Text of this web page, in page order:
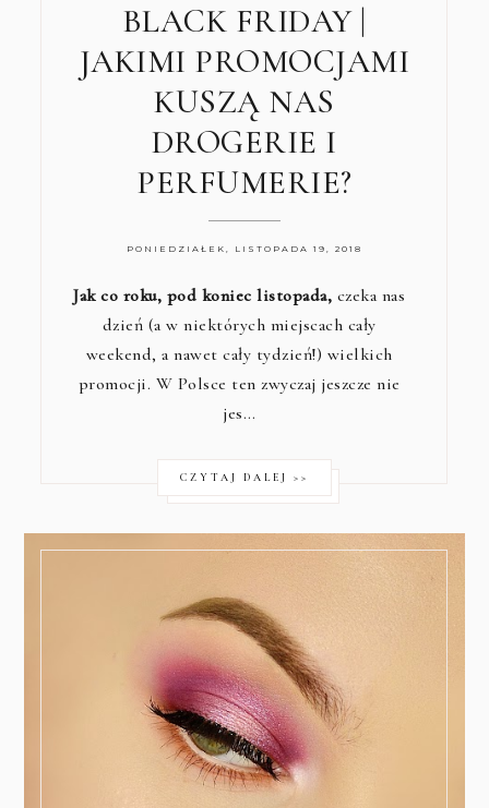
BLACK FRIDAY |
JAKIMI PROMOCJAMI
KUSZĄ NAS
DROGERIE I
PERFUMERIE?
PONIEDZIAŁEK, LISTOPADA 19, 2018
Jak co roku, pod koniec listopada, czeka nas
dzień (a w niektórych miejscach cały
weekend, a nawet cały tydzień!) wielkich
promocji. W Polsce ten zwyczaj jeszcze nie
jes…
CZYTAJ DALEJ >>